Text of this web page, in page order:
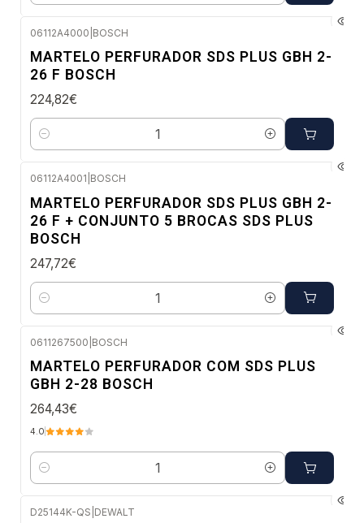
06112A4000 BOSCH
MARTELO PERFURADOR SDS PLUS GBH 2-
26 F BOSCH
224,82€
Quantidade
06112A4001 BOSCH
MARTELO PERFURADOR SDS PLUS GBH 2-
26 F + CONJUNTO 5 BROCAS SDS PLUS
BOSCH
247,72€
Quantidade
0611267500 BOSCH
MARTELO PERFURADOR COM SDS PLUS
GBH 2-28 BOSCH
264,43€
4.0
Quantidade
D25144K-QS DEWALT